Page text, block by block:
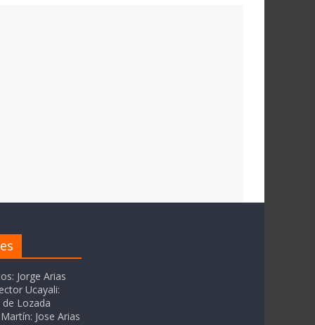
Jorge Arias
Ucayali:
Lozada
Jose Arias